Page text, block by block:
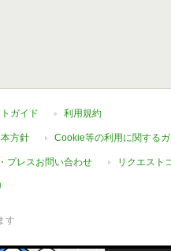
ガイド 利用規約
方針 Cookie等の利用に関する
プレスお問い合わせ リクエスト
す